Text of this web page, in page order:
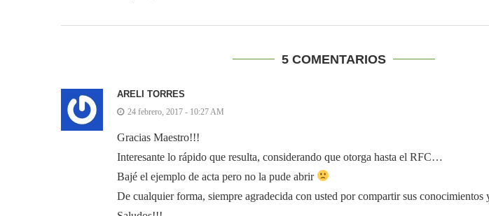
5 COMENTARIOS
ARELI TORRES
24 febrero, 2017 - 10:27 AM
Gracias Maestro!!!
Interesante lo rápido que resulta, considerando que otorga hasta el RFC…
Bajé el ejemplo de acta pero no la pude abrir
De cualquier forma, siempre agradecida con usted por compartir sus conocimientos